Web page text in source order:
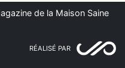
de la Maison Saine
RÉALISÉ PAR